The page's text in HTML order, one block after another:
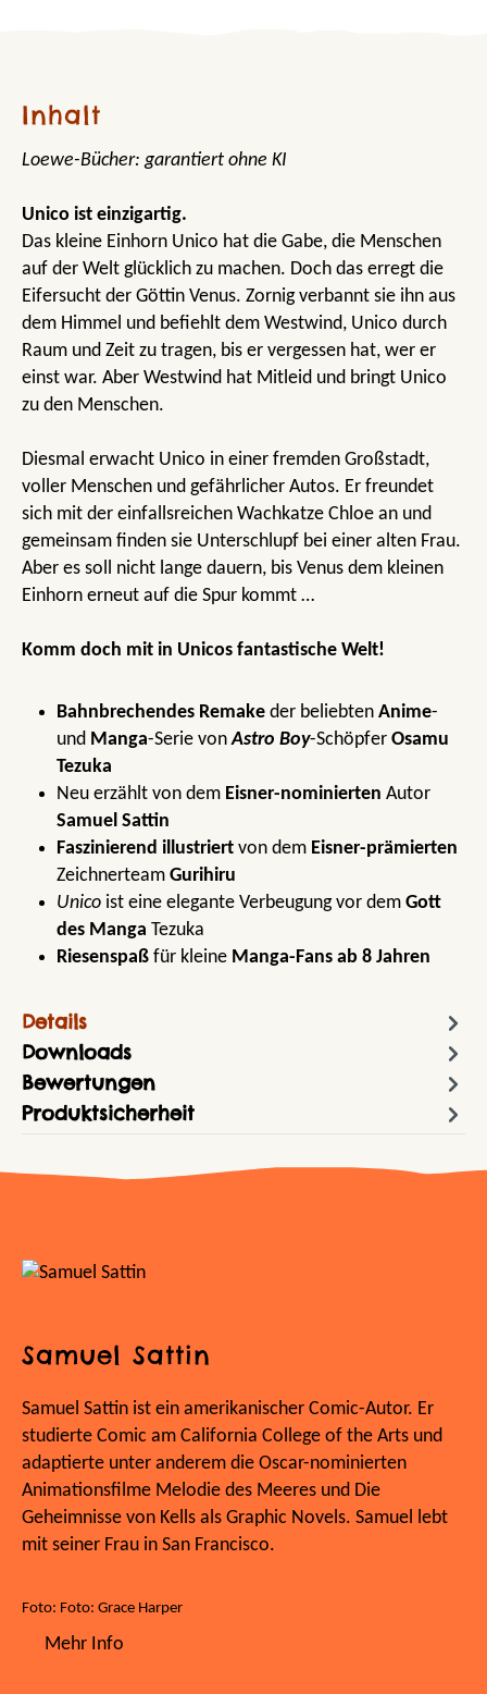
Inhalt
Loewe-Bücher: garantiert ohne KI
Unico ist einzigartig.
Das kleine Einhorn Unico hat die Gabe, die Menschen
auf der Welt glücklich zu machen. Doch das erregt die
Eifersucht der Göttin Venus. Zornig verbannt sie ihn aus
dem Himmel und befiehlt dem Westwind, Unico durch
Raum und Zeit zu tragen, bis er vergessen hat, wer er
einst war. Aber Westwind hat Mitleid und bringt Unico
zu den Menschen.
Diesmal erwacht Unico in einer fremden Großstadt,
voller Menschen und gefährlicher Autos. Er freundet
sich mit der einfallsreichen Wachkatze Chloe an und
gemeinsam finden sie Unterschlupf bei einer alten Frau.
Aber es soll nicht lange dauern, bis Venus dem kleinen
Einhorn erneut auf die Spur kommt …
Komm doch mit in Unicos fantastische Welt!
Bahnbrechendes Remake der beliebten Anime-
und Manga-Serie vonAstro Boy-Schöpfer Osamu
Tezuka
Neu erzählt von dem Eisner-nominierten Autor
Samuel Sattin
Faszinierend illustriert von dem Eisner-prämierten
Zeichnerteam Gurihiru
Unico ist eine elegante Verbeugung vor dem Gott
des Manga Tezuka
Riesenspaß für kleine Manga-Fans ab 8 Jahren
Details
Downloads
Bewertungen
Produktsicherheit
Samuel Sattin
Samuel Sattin ist ein amerikanischer Comic-Autor. Er
studierte Comic am California College of the Arts und
adaptierte unter anderem die Oscar-nominierten
Animationsfilme Melodie des Meeres und Die
Geheimnisse von Kells als Graphic Novels. Samuel lebt
mit seiner Frau in San Francisco.
Foto: Foto: Grace Harper
Mehr Info